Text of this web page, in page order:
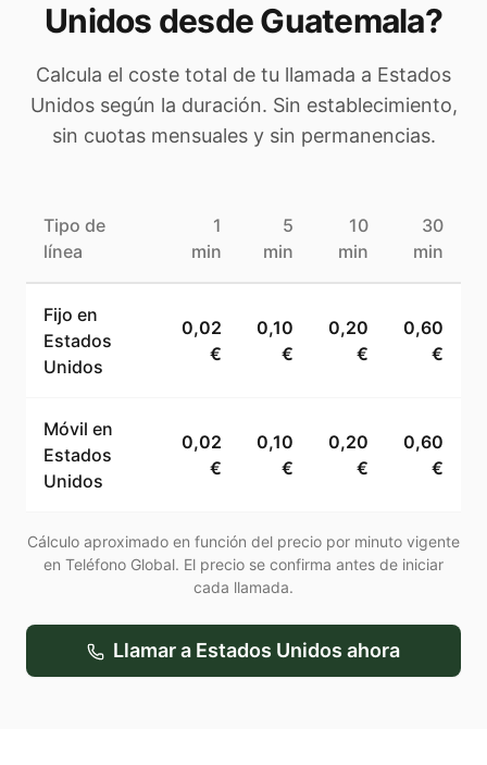
Unidos desde Guatemala?
Calcula el coste total de tu llamada a Estados
Unidossegún la duración. Sin establecimiento,
sin cuotas mensuales y sin permanencias.
Tipo de
línea
1
min
5
min
10
min
30
min
Fijo en
Estados
Unidos
0,02
€
0,10
€
0,20
€
0,60
€
Móvil en
Estados
Unidos
0,02
€
0,10
€
0,20
€
0,60
€
Cálculo aproximado en función del precio por minuto vigente
en Teléfono Global. El precio se confirma antes de iniciar
cada llamada.
Llamar a Estados Unidos ahora